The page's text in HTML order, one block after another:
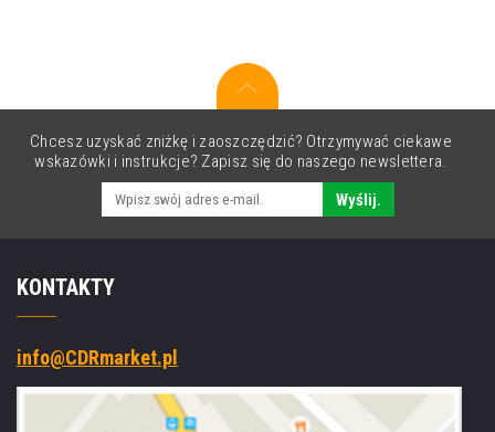
przewijanie,
LTS,
wyświetlacz,
RTC,
USB,
RS232,
Ethernet
Chcesz uzyskać zniżkę i zaoszczędzić? Otrzymywać ciekawe
wskazówki i instrukcje? Zapisz się do naszego newslettera.
Wyślij.
KONTAKTY
info@CDRmarket.pl